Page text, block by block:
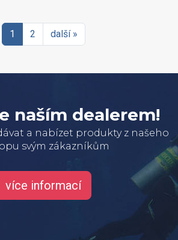
1 2 další »
naším dealerem!
a nabízet produkty z našeho
svým zákazníkům
více informací